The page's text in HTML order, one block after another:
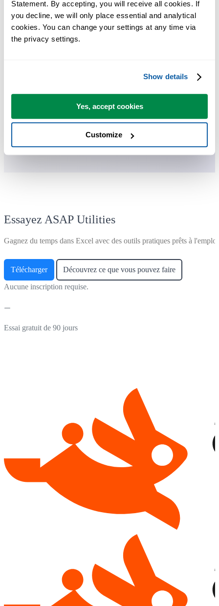
Statement. By accepting, you will receive all cookies. If
you decline, we will only place essential and analytical
cookies. You can change your settings at any time via
the privacy settings.
Show details
Yes, accept cookies
Customize
Vous pouvez commencer immédiatement. Aucune formation
nécessaire.
La plupart des utilisateurs commencent avec quelques outils.
Adopté par des équipes dans plus de 28 500 organisations.
Essayez ASAP Utilities
Gagnez du temps dans Excel avec des outils pratiques prêts à
Télécharger Découvrez ce que vous pouvez faire
Aucune inscription requise.
Essai gratuit de 90 jours